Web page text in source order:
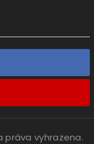
práva vyhrazena.